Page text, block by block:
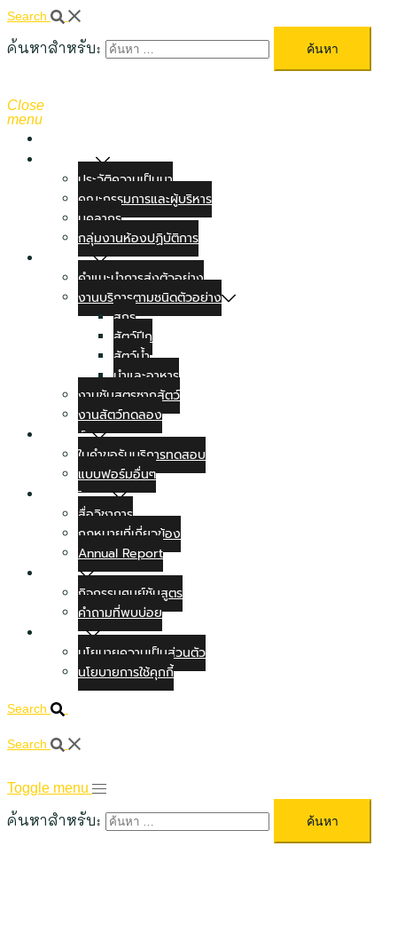
Search
ค้นหาสำหรับ:
Close
menu
เกี่ยวกับเรา
ประวัติความเป็นมา
คณะกรรมการและผู้บริหาร
บุคลากร
กลุ่มงานห้องปฏิบัติการ
งานบริการ
คำแนะนำการส่งตัวอย่าง
งานบริการตามชนิดตัวอย่าง
สุกร
สัตว์ปีก
สัตว์น้ำ
นำและอาหาร
งานชันสูตรซากสัตว์
งานสัตว์ทดลอง
แบบฟอร์ม
ใบคำขอรับบริการทดสอบ
แบบฟอร์มอื่นๆ
สื่อทางวิชาการ
สื่อวิชาการ
กฏหมายที่เกี่ยวข้อง
Annual Report
ข่าวสาร
กิจกรรมศูนย์ชันสูตร
คำถามที่พบบ่อย
ติดต่อเรา
นโยบายความเป็นส่วนตัว
นโยบายการใช้คุกกี้
Search
Search
Toggle menu
ค้นหาสำหรับ: